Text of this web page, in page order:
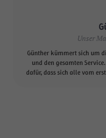
Unser
Günther kümmert sich um
und den gesamten
dafür, dass sich alle vom